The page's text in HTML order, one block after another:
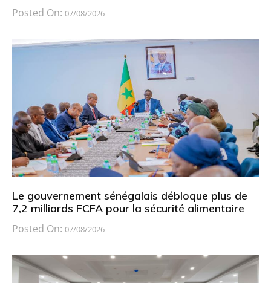
Posted On: 07/08/2026
Le gouvernement sénégalais débloque plus de
7,2 milliards FCFA pour la sécurité alimentaire
Posted On: 07/08/2026